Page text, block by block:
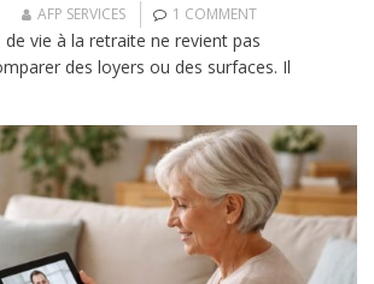
AFP SERVICES 1 COMMENT
de vie à la retraite ne revient pas
des loyers ou des surfaces. Il